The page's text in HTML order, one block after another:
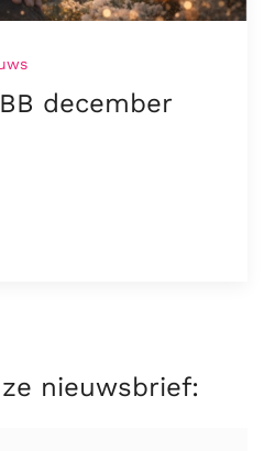
december
nieuwsbrief: